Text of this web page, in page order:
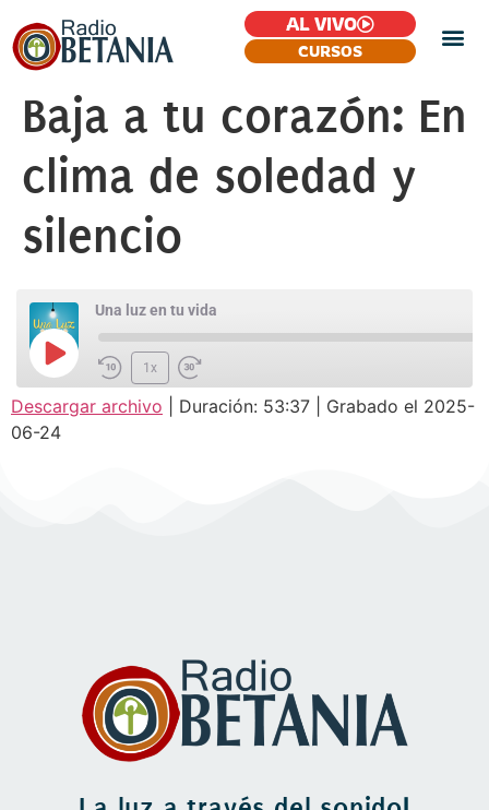
AL VIVO
CURSOS
Baja a tu corazón: En
clima de soledad y
silencio
Una luz en tu vida
1x
SUSCRIBIR COMPARTIR
COMPARTIR
Descargar archivo Duración: 53:37
Grabado el 2025-
06-24